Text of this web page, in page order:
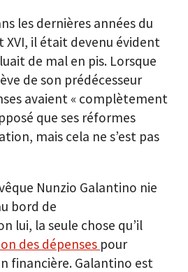
les dernières années du
il était devenu évident
de mal en pis. Lorsque
de son prédécesseur
avaient « complètement
que ses réformes
mais cela ne s’est pas
Nunzio Galantino nie
bord de
lui, la seule chose qu’il
des dépenses pour
financière. Galantino est